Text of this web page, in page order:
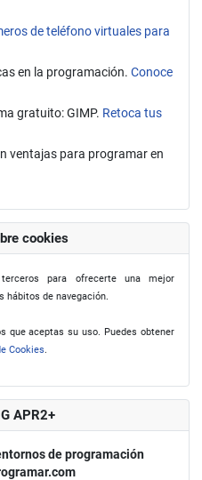
de teléfono virtuales para
en la programación. Conoce
gratuito: GIMP. Retoca tus
ventajas para programar en
cookies
para ofrecerte una mejor
hábitos de navegación.
que aceptas su uso. Puedes obtener
Cookies.
APR2+
de programación